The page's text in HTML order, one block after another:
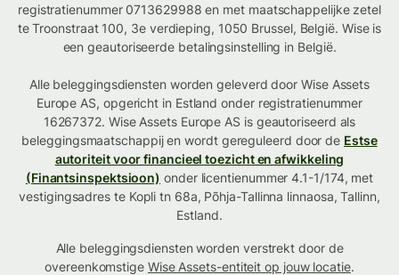
registratienummer 0713629988 en met maatschappelijke zetel
te Troonstraat 100, 3e verdieping, 1050 Brussel, België. Wise is
een geautoriseerde betalingsinstelling in België.
Alle beleggingsdiensten worden geleverd door Wise Assets
Europe AS, opgericht in Estland onder registratienummer
16267372. Wise Assets Europe AS is geautoriseerd als
beleggingsmaatschappij en wordt gereguleerd door de Estse
autoriteit voor financieel toezicht en afwikkeling
(Finantsinspektsioon) onder licentienummer 4.1-1/174, met
vestigingsadres te Kopli tn 68a, Põhja-Tallinna linnaosa, Tallinn,
Estland.
Alle beleggingsdiensten worden verstrekt door de
overeenkomstige Wise Assets-entiteit op jouw locatie.